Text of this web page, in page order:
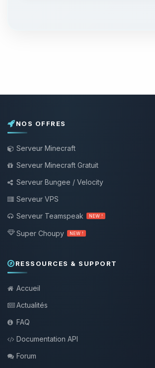
NOS OFFRES
Serveur Minecraft
Serveur Minecraft Gratuit
Serveur Bungee / Velocity
Serveur VPS
Serveur Teamspeak
NEW !
Super Choupy NEW !
RESSOURCES & SUPPORT
Accueil
Actualités
FAQ
Documentation API
Forum